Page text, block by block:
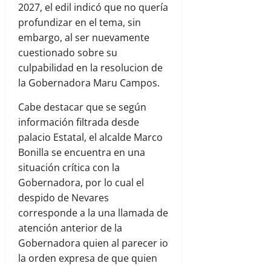
2027, el edil indicó que no quería
profundizar en el tema, sin
embargo, al ser nuevamente
cuestionado sobre su
culpabilidad en la resolucion de
la Gobernadora Maru Campos.
Cabe destacar que se según
información filtrada desde
palacio Estatal, el alcalde Marco
Bonilla se encuentra en una
situación crítica con la
Gobernadora, por lo cual el
despido de Nevares
corresponde a la una llamada de
atención anterior de la
Gobernadora quien al parecer io
la orden expresa de que quien